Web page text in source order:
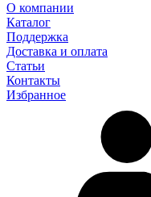
О компании
Каталог
Поддержка
Доставка и оплата
Статьи
Контакты
Избранное